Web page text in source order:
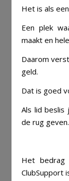
Het is als
Een plek
maakt en
Daarom
geld.
Dat is goed
Als lid beslis
de rug geven.
Het bedrag
ClubSupport